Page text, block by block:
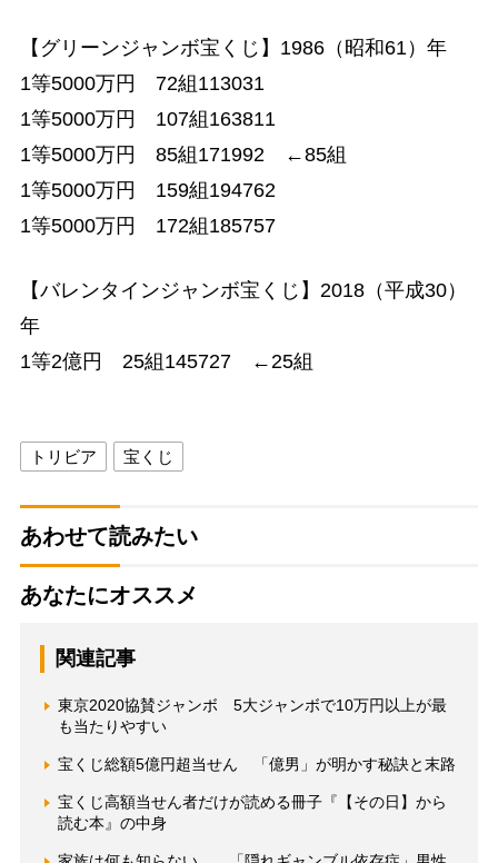
【グリーンジャンボ宝くじ】1986（昭和61）年
1等5000万円 72組113031
1等5000万円 107組163811
1等5000万円 85組171992 ←85組
1等5000万円 159組194762
1等5000万円 172組185757
【バレンタインジャンボ宝くじ】2018（平成30）
年
1等2億円 25組145727 ←25組
トリビア 宝くじ
あわせて読みたい
あなたにオススメ
関連記事
東京2020協賛ジャンボ 5大ジャンボで10万円以上が最
も当たりやすい
宝くじ総額5億円超当せん 「億男」が明かす秘訣と末路
宝くじ高額当せん者だけが読める冊子『【その日】から
読む本』の中身